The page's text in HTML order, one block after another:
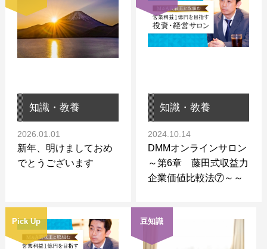
知識・教養
2026.01.01
新年、明けましておめ
でとうございます
知識・教養
2024.10.14
DMMオンラインサロン
～第6章 藤田式収益力
企業価値比較法⑦～～
Pick Up 豆知識